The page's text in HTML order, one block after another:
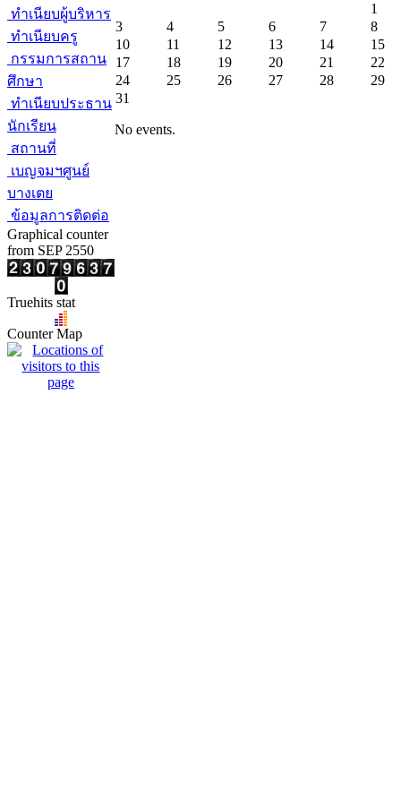
ทำเนียบผู้บริหาร
ทำเนียบครู
กรรมการสถาน
ศึกษา
ทำเนียบประธาน
นักเรียน
สถานที่
เบญจมฯศูนย์
บางเตย
ข้อมูลการติดต่อ
Graphical counter
from SEP 2550
Truehits stat
Counter Map
1
3
4 5 6 7
8
10
11 12 13 14
15
17
18 19 20 21
22
24
25 26 27 28
29
31
No events.